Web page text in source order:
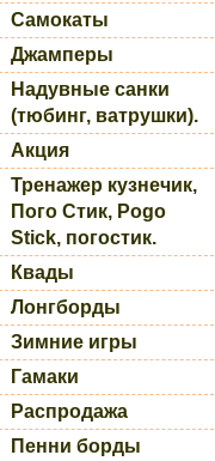
Самокаты
Джамперы
Надувные санки
(тюбинг, ватрушки).
Акция
Тренажер кузнечик,
Пого Стик, Pogo
Stick, погостик.
Квады
Лонгборды
Зимние игры
Гамаки
Распродажа
Пенни борды